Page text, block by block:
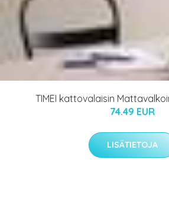
TIMEI kattovalaisin
74.49 EUR
LISÄTIETOJA